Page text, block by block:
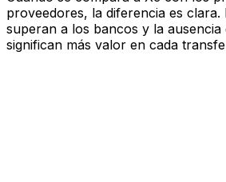
proveedores, la diferencia es clara.
superan a los bancos y la ausencia
significan más valor en cada